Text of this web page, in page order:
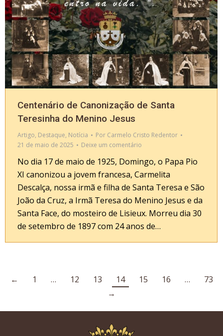
Centenário de Canonização de Santa
Teresinha do Menino Jesus
Artigo, Destaque, Notícia Por Carmelo Cristo Redentor
21 de maio de 2025
Deixe um comentário
No dia 17 de maio de 1925, Domingo, o Papa Pio
XI canonizou a jovem francesa, Carmelita
Descalça, nossa irmã e filha de Santa Teresa e São
João da Cruz, a Irmã Teresa do Menino Jesus e da
Santa Face, do mosteiro de Lisieux. Morreu dia 30
de setembro de 1897 com 24 anos de…
← 1 … 12 13 14 15 16 …
73
→